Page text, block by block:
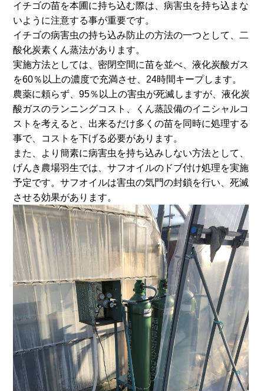
イチゴの苗を本圃に持ち込む際は、病害虫を持ち込まな
いように注意する事が重要です。
イチゴの病害虫の持ち込み防止の方法の一つとして、二
酸化炭素くん蒸法があります。
実施方法としては、密閉空間に苗を並べ、液化炭酸ガス
を60％以上の濃度で充満させ、24時間キープします。
農薬に頼らず、95％以上の害虫が死滅しますが、液化炭
酸ガスのランニングコスト、くん蒸設備のイニシャルコ
ストを考えると、出来るだけ多くの苗を同時に処理する
事で、コストを下げる必要があります。
また、より簡素に病害虫を持ち込みしない方法として、
げんき農場羽生では、サフオイルのドブ付け処理を実施
予定です。サフオイルは害虫の気門の封鎖を行い、死滅
させる効果があります。